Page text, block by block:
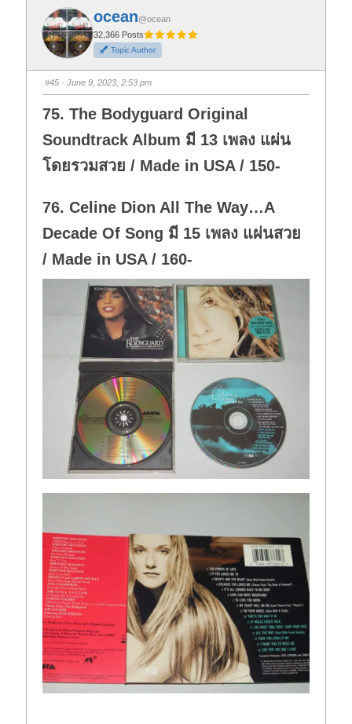
f
o
r
t
h
u
m
b
d
o
n
.
o
r
t
h
u
m
b
u
p
ocean@ocean
32,366 Posts
Topic Author
#45 · June 9, 2023, 2:53 pm
75. The Bodyguard Original
Soundtrack Album มี 13 เพลง แผ่น
โดยรวมสวย / Made in USA / 150-
76. Celine Dion All The Way…A
Decade Of Song มี 15 เพลง แผ่นสวย
/ Made in USA / 160-